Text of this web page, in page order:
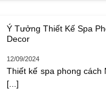
Ý Tưởng Thiết Kế Spa
Decor
12/09/2024
Thiết kế spa phong cách
[...]